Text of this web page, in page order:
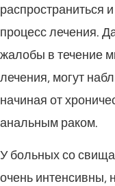
распространиться
процесс лечения.
жалобы в течение
лечения, могут
начиная от
анальным раком.
У больных со
очень интенсивны,